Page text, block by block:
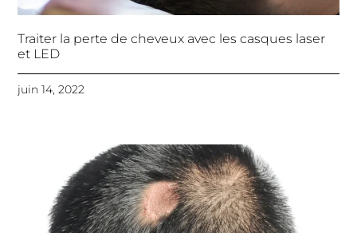
Traiter la perte de cheveux avec les casques laser
et LED
juin 14, 2022